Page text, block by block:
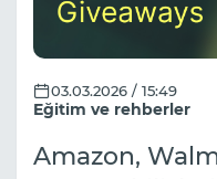
Eğitim ve rehberler
03.03.2026 / 15:49
Amazon,